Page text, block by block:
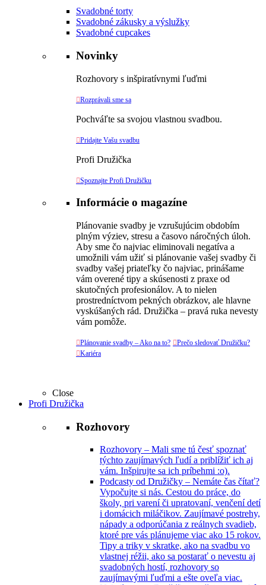
Svadobné torty
Svadobné zákusky a výslužky
Svadobné cupcakes
Novinky
Rozhovory s inšpiratívnymi ľuďmi
Rozprávali sme sa
Pochváľte sa svojou vlastnou svadbou.
Pridajte Vašu svadbu
Profi Družička
Spoznajte Profi Družičku
Informácie o magazíne
Plánovanie svadby je vzrušujúcim obdobím
plným výziev, stresu a časovo náročných úloh.
Aby sme čo najviac eliminovali negatíva a
umožnili vám užiť si plánovanie vašej svadby či
svadby vašej priateľky čo najviac, prinášame
vám overené tipy a skúsenosti z praxe od
skutočných profesionálov. A to nielen
prostredníctvom pekných obrázkov, ale hlavne
vyskúšaných rád. Družička – pravá ruka nevesty
vám pomôže.
Plánovanie svadby – Ako na to? Prečo sledovať Družičku?
Kariéra
Close
Profi Družička
Rozhovory
Rozhovory – Mali sme tú česť spoznať
týchto zaujímavých ľudí a priblížiť ich aj
vám. Inšpirujte sa ich príbehmi :o).
Podcasty od Družičky – Nemáte čas čítať?
Vypočujte si nás. Cestou do práce, do
školy, pri varení či upratovaní, venčení detí
i domácich miláčikov. Zaujímavé postrehy,
nápady a odporúčania z reálnych svadieb,
ktoré pre vás plánujeme viac ako 15 rokov.
Tipy a triky v skratke, ako na svadbu vo
vlastnej réžii, ako sa postarať o nevestu aj
svadobných hostí, rozhovory so
zaujímavými ľuďmi a ešte oveľa viac.